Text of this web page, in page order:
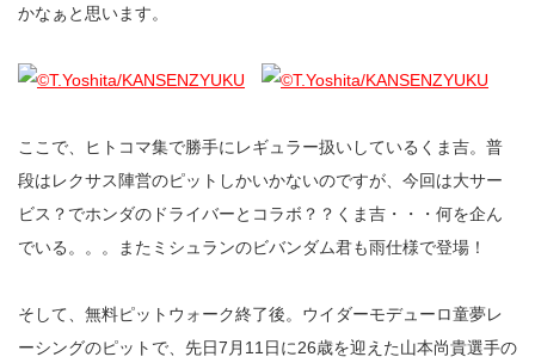
かなぁと思います。
ここで、ヒトコマ集で勝手にレギュラー扱いしているくま吉。普
段はレクサス陣営のピットしかいかないのですが、今回は大サー
ビス？でホンダのドライバーとコラボ？？くま吉・・・何を企ん
でいる。。。またミシュランのビバンダム君も雨仕様で登場！
そして、無料ピットウォーク終了後。ウイダーモデューロ童夢レ
ーシングのピットで、先日7月11日に26歳を迎えた山本尚貴選手の